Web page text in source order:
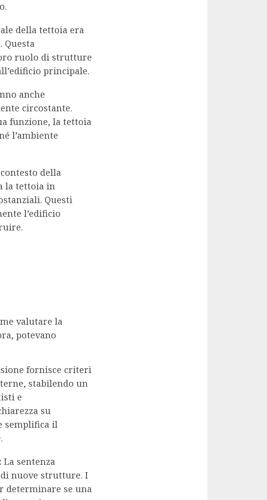
della tettoia era
ruolo di strutture
principale.
anche
circostante.
funzione, la tettoia
l’ambiente
della
la tettoia in
Questi
l’edificio
valutare la
potevano
fornisce criteri
stabilendo un
e
su
semplifica il
La sentenza
nuove strutture. I
se una